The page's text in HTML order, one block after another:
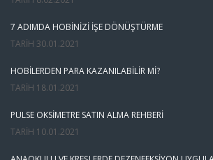
7 ADIMDA HOBINIZI İŞE DÖNÜŞTÜRME
TARIH 30.01.2021
HOBILERDEN PARA KAZANILABILIR MI?
TARIH 18.01.2021
PULSE OKSIMETRE SATIN ALMA REHBERI
TARIH 10.01.2021